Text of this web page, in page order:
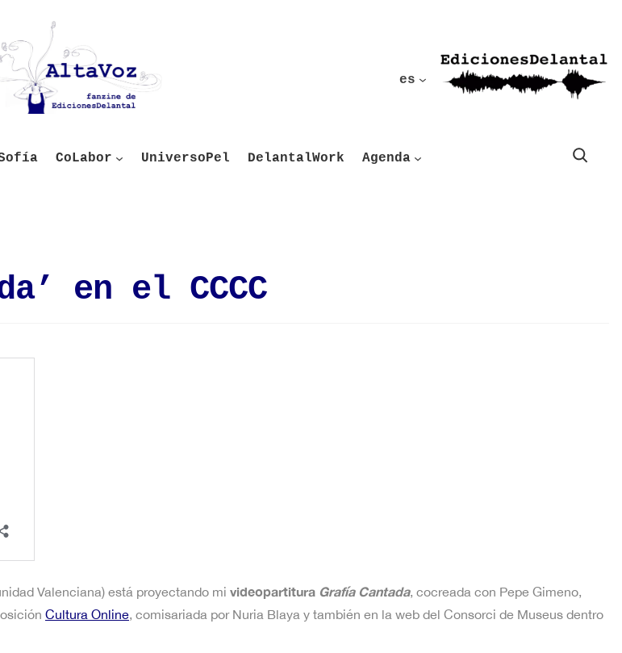
es
CoLabor UniversoPel DelantalWork Agenda
Buscar
en el CCCC
Valenciana) está proyectando mi videopartitura Grafía Cantada, cocreada con Pepe Gimeno,
Cultura Online, comisariada por Nuria Blaya y también en la web del Consorci de Museus dentro